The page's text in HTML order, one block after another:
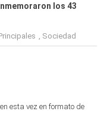
los 43
Sociedad
esta vez en formato de